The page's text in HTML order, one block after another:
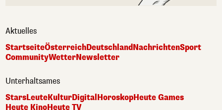
Aktuelles
StartseiteÖsterreichDeutschlandNachrichtenSport
CommunityWetterNewsletter
Unterhaltsames
StarsLeuteKulturDigital HoroskopHeute Games
Heute KinoHeute TV